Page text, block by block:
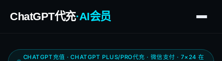
ChatGPT代充·AI会员
CHATGPT充值 · CHATGPT PLUS/PRO代充 · 微信支付 · 7×24 在